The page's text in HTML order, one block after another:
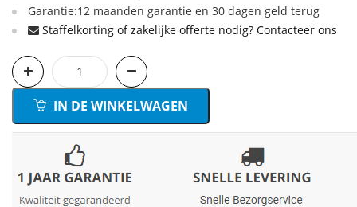
Garantie:12 maanden garantie en 30 dagen geld terug
Staffelkorting of zakelijke offerte nodig? Contacteer ons
IN DE WINKELWAGEN